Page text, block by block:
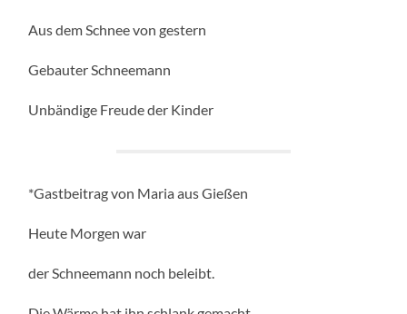
Aus dem Schnee von gestern
Gebauter Schneemann
Unbändige Freude der Kinder
*Gastbeitrag von Maria aus Gießen
Heute Morgen war
der Schneemann noch beleibt.